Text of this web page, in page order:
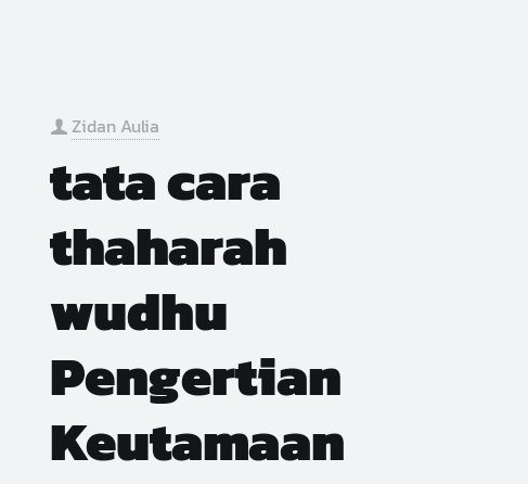
Zidan Aulia
tata cara
thaharah
wudhu
Pengertian
Keutamaan